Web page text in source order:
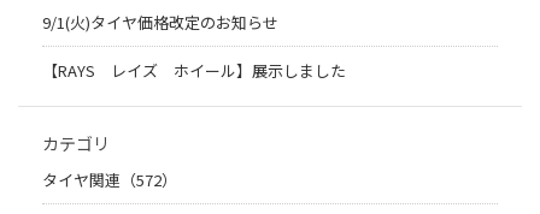
9/1(火)タイヤ価格改定のお知らせ
【RAYS レイズ ホイール】展示しました
カテゴリ
タイヤ関連（572）